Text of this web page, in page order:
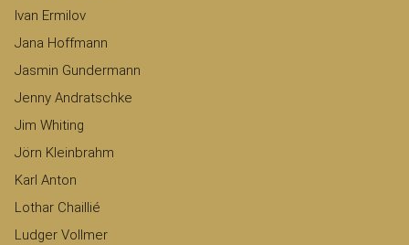
Ivan Ermilov
Jana Hoffmann
Jasmin Gundermann
Jenny Andratschke
Jim Whiting
Jörn Kleinbrahm
Karl Anton
Lothar Chaillié
Ludger Vollmer